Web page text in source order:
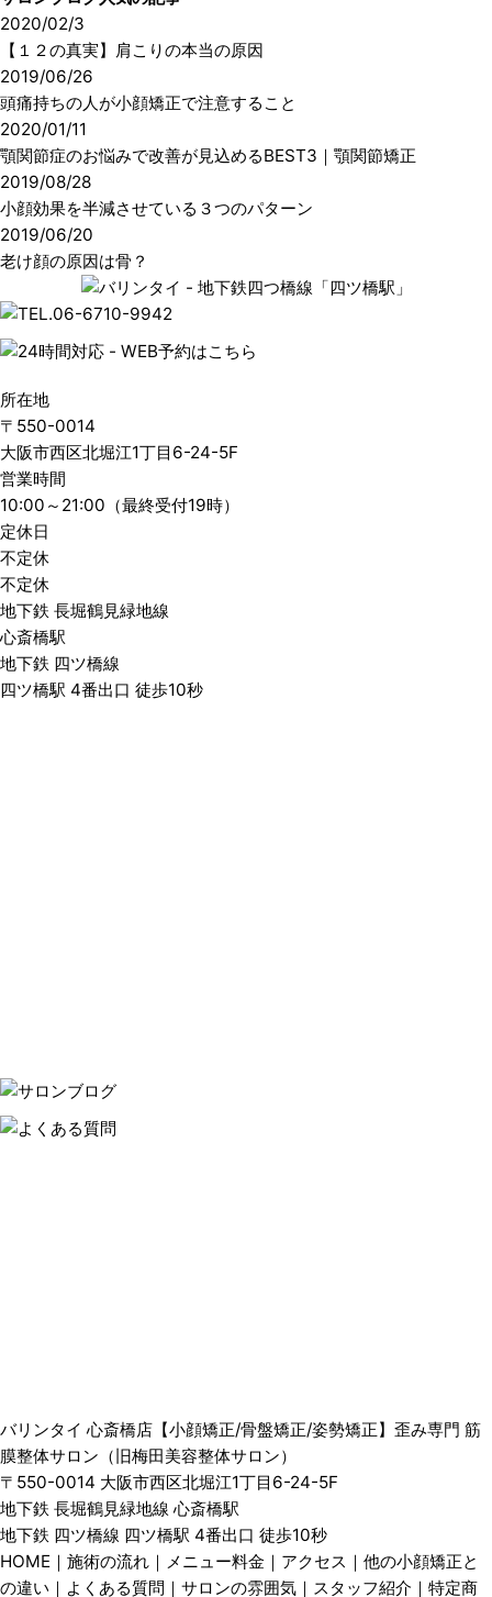
2020/02/3
【１２の真実】肩こりの本当の原因
2019/06/26
頭痛持ちの人が小顔矯正で注意すること
2020/01/11
顎関節症のお悩みで改善が見込めるBEST3｜顎関節矯正
2019/08/28
小顔効果を半減させている３つのパターン
2019/06/20
老け顔の原因は骨？
所在地
〒550-0014
大阪市西区北堀江1丁目6-24-5F
営業時間
10:00～21:00（最終受付19時）
定休日
不定休
不定休
地下鉄 長堀鶴見緑地線
心斎橋駅
地下鉄 四ツ橋線
四ツ橋駅 4番出口 徒歩10秒
バリンタイ 心斎橋店【小顔矯正/骨盤矯正/姿勢矯正】歪み専門 筋
膜整体サロン（旧梅田美容整体サロン）
〒550-0014 大阪市西区北堀江1丁目6-24-5F
地下鉄 長堀鶴見緑地線 心斎橋駅
地下鉄 四ツ橋線 四ツ橋駅 4番出口 徒歩10秒
HOME ｜ 施術の流れ ｜ メニュー料金 ｜ アクセス ｜ 他の小顔矯正と
の違い ｜ よくある質問 ｜ サロンの雰囲気 ｜ スタッフ紹介 ｜ 特定商